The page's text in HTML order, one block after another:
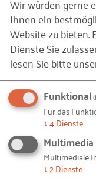
RKW
Ausgabe 4/2016
Gehört zu dieser
RKW
Wir würden gerne
Ihnen ein
Website zu bieten.
Dienste Sie
lesen Sie bitte
Funktional
Für das
↓ 4Dienste
Multimedia
Multimediale
↓ 2Dienste